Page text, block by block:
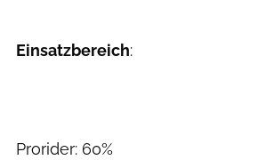
Einsatzbereich:
Prorider: 60%